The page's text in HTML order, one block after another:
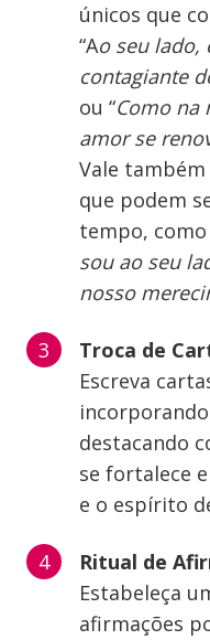
únicos que
“Ao seu lado,
contagiante
ou “Como na
amor se
Vale
que podem
tempo, como
sou ao seu
nosso
Troca de
Escreva
destacando
se fortalece
e o espírito
Ritual de
Estabeleça
afirmações